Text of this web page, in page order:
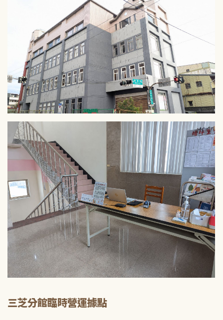
三芝分館臨時營運據點